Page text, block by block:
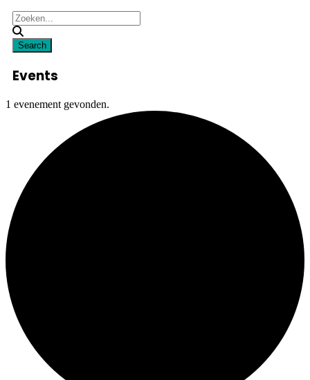
Events
1 evenement gevonden.